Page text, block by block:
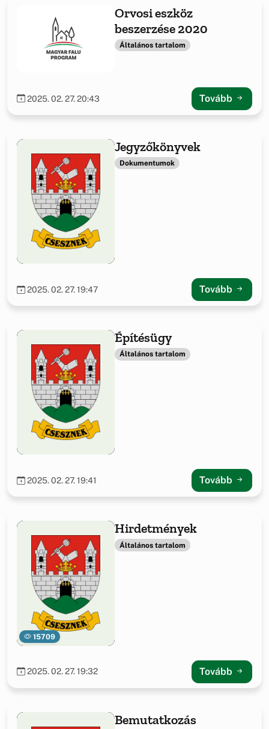
Orvosi eszköz
beszerzése 2020
Általános tartalom
2025. 02. 27. 20:43 Tovább
Jegyzőkönyvek
Dokumentumok
2025. 02. 27. 19:47 Tovább
Építésügy
Általános tartalom
2025. 02. 27. 19:41 Tovább
15709
Hirdetmények
Általános tartalom
2025. 02. 27. 19:32 Tovább
Bemutatkozás